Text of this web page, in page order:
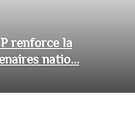
renforce la
natio...